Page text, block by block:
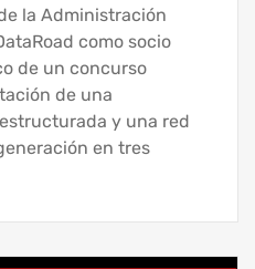
la Administración
como socio
de un concurso
de una
y una red
en tres